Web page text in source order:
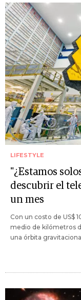
LIFESTYLE
"¿Estamos
descubrir el
un mes
Con un costo de US$
medio de kilómetros
una órbita